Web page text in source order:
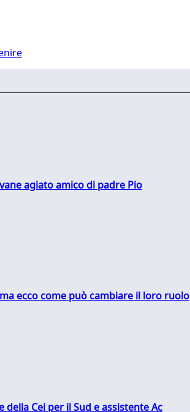
agiato amico di padre Pio
ecco come può cambiare il loro ruolo
Cei per il Sud e assistente Ac